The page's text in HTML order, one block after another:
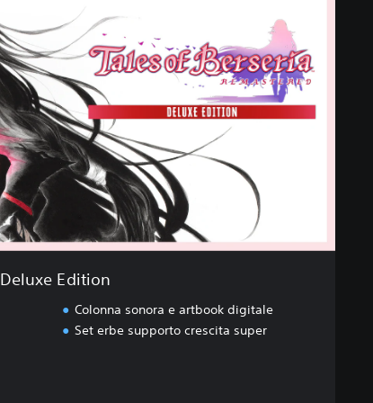
Deluxe Edition
Colonna sonora e artbook digitale
Set erbe supporto crescita super